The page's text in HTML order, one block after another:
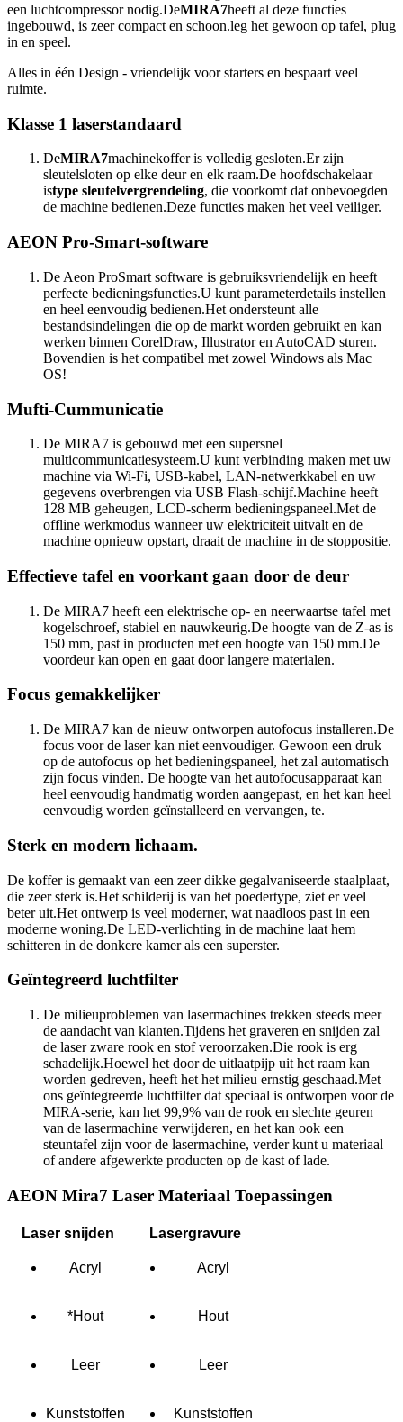
een luchtcompressor nodig.DeMIRA7heeft al deze functies
ingebouwd, is zeer compact en schoon.leg het gewoon op tafel, plug
in en speel.
Alles in één Design - vriendelijk voor starters en bespaart veel
ruimte.
Klasse 1 laserstandaard
DeMIRA7machinekoffer is volledig gesloten.Er zijn
sleutelsloten op elke deur en elk raam.De hoofdschakelaar
istype sleutelvergrendeling, die voorkomt dat onbevoegden
de machine bedienen.Deze functies maken het veel veiliger.
AEON Pro-Smart-software
De Aeon ProSmart software is gebruiksvriendelijk en heeft
perfecte bedieningsfuncties.U kunt parameterdetails instellen
en heel eenvoudig bedienen.Het ondersteunt alle
bestandsindelingen die op de markt worden gebruikt en kan
werken binnen CorelDraw, Illustrator en AutoCAD sturen.
Bovendien is het compatibel met zowel Windows als Mac
OS!
Mufti-Cummunicatie
De MIRA7 is gebouwd met een supersnel
multicommunicatiesysteem.U kunt verbinding maken met uw
machine via Wi-Fi, USB-kabel, LAN-netwerkkabel en uw
gegevens overbrengen via USB Flash-schijf.Machine heeft
128 MB geheugen, LCD-scherm bedieningspaneel.Met de
offline werkmodus wanneer uw elektriciteit uitvalt en de
machine opnieuw opstart, draait de machine in de stoppositie.
Effectieve tafel en voorkant gaan door de deur
De MIRA7 heeft een elektrische op- en neerwaartse tafel met
kogelschroef, stabiel en nauwkeurig.De hoogte van de Z-as is
150 mm, past in producten met een hoogte van 150 mm.De
voordeur kan open en gaat door langere materialen.
Focus gemakkelijker
De MIRA7 kan de nieuw ontworpen autofocus installeren.De
focus voor de laser kan niet eenvoudiger. Gewoon een druk
op de autofocus op het bedieningspaneel, het zal automatisch
zijn focus vinden. De hoogte van het autofocusapparaat kan
heel eenvoudig handmatig worden aangepast, en het kan heel
eenvoudig worden geïnstalleerd en vervangen, te.
Sterk en modern lichaam.
De koffer is gemaakt van een zeer dikke gegalvaniseerde staalplaat,
die zeer sterk is.Het schilderij is van het poedertype, ziet er veel
beter uit.Het ontwerp is veel moderner, wat naadloos past in een
moderne woning.De LED-verlichting in de machine laat hem
schitteren in de donkere kamer als een superster.
Geïntegreerd luchtfilter
De milieuproblemen van lasermachines trekken steeds meer
de aandacht van klanten.Tijdens het graveren en snijden zal
de laser zware rook en stof veroorzaken.Die rook is erg
schadelijk.Hoewel het door de uitlaatpijp uit het raam kan
worden gedreven, heeft het het milieu ernstig geschaad.Met
ons geïntegreerde luchtfilter dat speciaal is ontworpen voor de
MIRA-serie, kan het 99,9% van de rook en slechte geuren
van de lasermachine verwijderen, en het kan ook een
steuntafel zijn voor de lasermachine, verder kunt u materiaal
of andere afgewerkte producten op de kast of lade.
AEON Mira7 Laser Materiaal Toepassingen
Laser snijden Lasergravure
Acryl Acryl
*Hout Hout
Leer Leer
Kunststoffen Kunststoffen